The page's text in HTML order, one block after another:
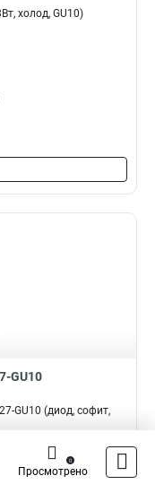
холод, GU10)
GU10
GU10 (диод, софит,
Просмотрено
0